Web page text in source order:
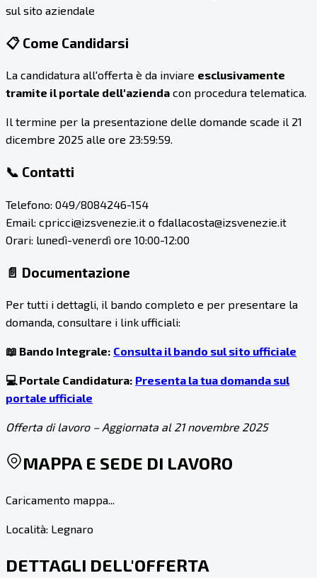
sul sito aziendale
📋 Come Candidarsi
La candidatura all'offerta è da inviare esclusivamente
tramite il portale dell'azienda con procedura telematica.
Il termine per la presentazione delle domande scade il 21
dicembre 2025 alle ore 23:59:59.
📞 Contatti
Telefono: 049/8084246-154
Email: cpricci@izsvenezie.it o fdallacosta@izsvenezie.it
Orari: lunedì-venerdì ore 10:00-12:00
📄 Documentazione
Per tutti i dettagli, il bando completo e per presentare la
domanda, consultare i link ufficiali:
📖 Bando Integrale: Consulta il bando sul sito ufficiale
💻 Portale Candidatura: Presenta la tua domanda sul
portale ufficiale
Offerta di lavoro – Aggiornata al 21 novembre 2025
MAPPA E SEDE DI LAVORO
Caricamento mappa...
Località: Legnaro
DETTAGLI DELL'OFFERTA